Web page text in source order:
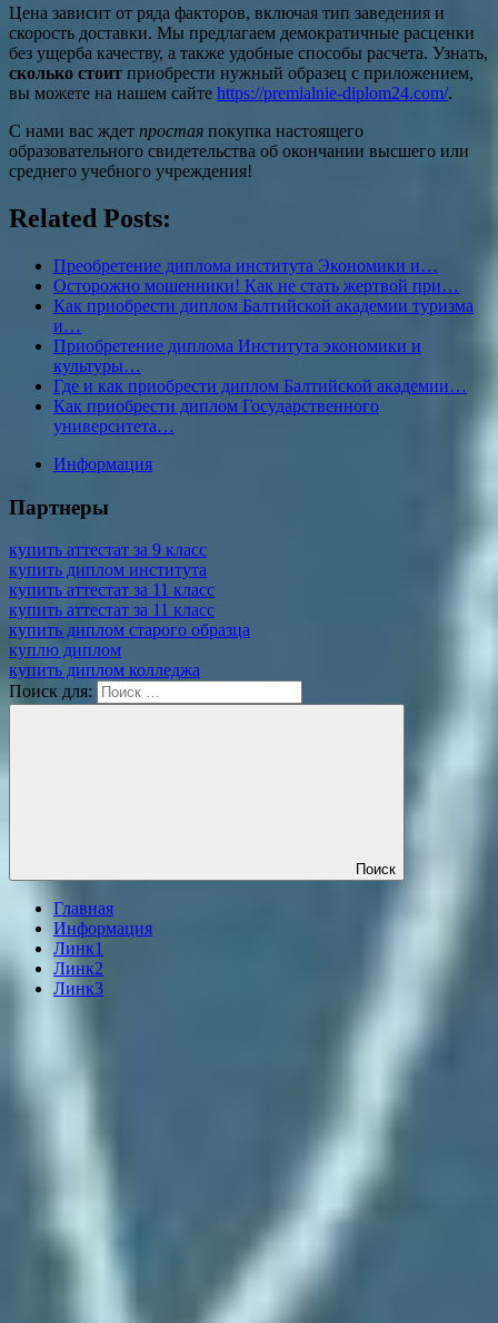
Цена зависит от ряда факторов, включая тип заведения и
скорость доставки. Мы предлагаем демократичные расценки
без ущерба качеству, а также удобные способы расчета. Узнать,
сколько стоит приобрести нужный образец с приложением,
вы можете на нашем сайте https://premialnie-diplom24.com/.
С нами вас ждет простая покупка настоящего
образовательного свидетельства об окончании высшего или
среднего учебного учреждения!
Related Posts:
Преобретение диплома института Экономики и…
Осторожно мошенники! Как не стать жертвой при…
Как приобрести диплом Балтийской академии туризма
и…
Приобретение диплома Института экономики и
культуры…
Где и как приобрести диплом Балтийской академии…
Как приобрести диплом Государственного
университета…
Информация
Партнеры
купить аттестат за 9 класс
купить диплом института
купить аттестат за 11 класс
купить аттестат за 11 класс
купить диплом старого образца
куплю диплом
купить диплом колледжа
Поиск для:
Поиск
Главная
Информация
Линк1
Линк2
Линк3